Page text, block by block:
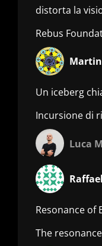
distorta la
Rebus
Un iceberg
Incursione di
Luca
Resonance of
The